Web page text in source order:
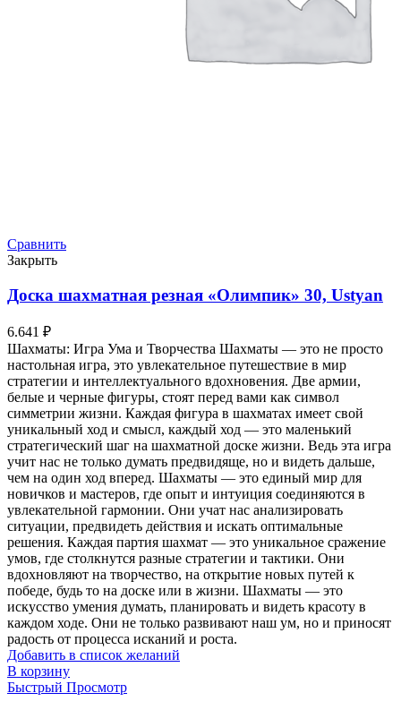
Сравнить
Закрыть
Доска шахматная резная «Олимпик» 30, Ustyan
6.641 ₽
Шахматы: Игра Ума и Творчества Шахматы — это не просто
настольная игра, это увлекательное путешествие в мир
стратегии и интеллектуального вдохновения. Две армии,
белые и черные фигуры, стоят перед вами как символ
симметрии жизни. Каждая фигура в шахматах имеет свой
уникальный ход и смысл, каждый ход — это маленький
стратегический шаг на шахматной доске жизни. Ведь эта игра
учит нас не только думать предвидяще, но и видеть дальше,
чем на один ход вперед. Шахматы — это единый мир для
новичков и мастеров, где опыт и интуиция соединяются в
увлекательной гармонии. Они учат нас анализировать
ситуации, предвидеть действия и искать оптимальные
решения. Каждая партия шахмат — это уникальное сражение
умов, где столкнутся разные стратегии и тактики. Они
вдохновляют на творчество, на открытие новых путей к
победе, будь то на доске или в жизни. Шахматы — это
искусство умения думать, планировать и видеть красоту в
каждом ходе. Они не только развивают наш ум, но и приносят
радость от процесса исканий и роста.
Добавить в список желаний
В корзину
Быстрый Просмотр